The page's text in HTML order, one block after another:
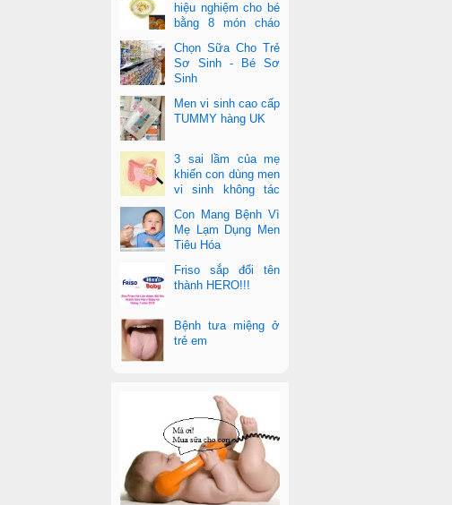
hiệu nghiệm cho bé
bằng 8 món cháo
Chọn Sữa Cho Trẻ
Sơ Sinh - Bé Sơ
Sinh
Men vi sinh cao cấp
TUMMY hàng UK
3 sai lầm của mẹ
khiến con dùng men
vi sinh không tác
Con Mang Bệnh Vì
Mẹ Lạm Dụng Men
Tiêu Hóa
Friso sắp đổi tên
thành HERO!!!
Bệnh tưa miệng ở
trẻ em